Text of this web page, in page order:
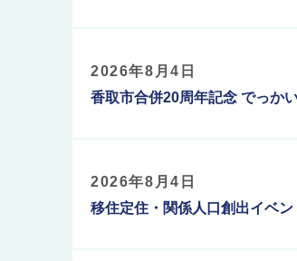
2026年8月4日
香取市合併20周年記念 でっか
2026年8月4日
移住定住・関係人口創出イベン